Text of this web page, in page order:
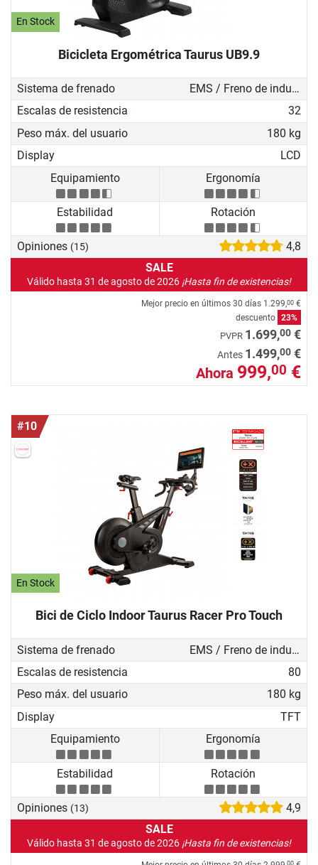
En Stock
Bicicleta Ergométrica Taurus UB9.9
Sistema de frenado
EMS / Freno de inducción
Escalas de resistencia
32
Peso máx. del usuario
180 kg
Display
LCD
Equipamiento
Ergonomía
Estabilidad Rotación
Opiniones (15)
4,8
SALE
Válido hasta 31 de agosto de 2026 ¡Hasta fin de existencias!
Mejor precio en últimos 30 días 1.299,00 €
descuento 23%
PVPR 1.699,00 €
Antes 1.499,00 €
Ahora 999,00 €
#10
En Stock
Bici de Ciclo Indoor Taurus Racer Pro Touch
Sistema de frenado
EMS / Freno de inducción
Escalas de resistencia
80
Peso máx. del usuario
180 kg
Display
TFT
Equipamiento
Ergonomía
Estabilidad Rotación
Opiniones (13)
4,9
SALE
Válido hasta 31 de agosto de 2026 ¡Hasta fin de existencias!